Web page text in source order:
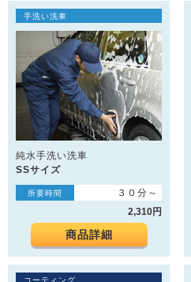
手洗い洗車
純水手洗い洗車
SSサイズ
所要時間
３０分～
2,310円
商品詳細
コーティング